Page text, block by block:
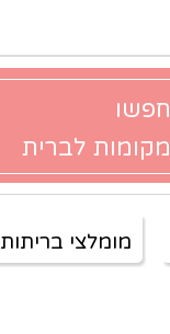
חפשו
מקומות לברית
מומלצי בריתות